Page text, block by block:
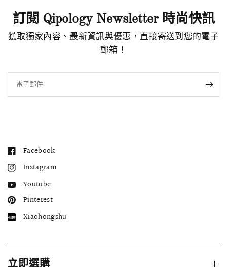
訂閱 Qipology Newsletter 時尚快訊
獲取獨家內容、最新資訊與優惠，直接寄送到您的電子
郵箱！
電子郵件
Facebook
Instagram
Youtube
Pinterest
Xiaohongshu